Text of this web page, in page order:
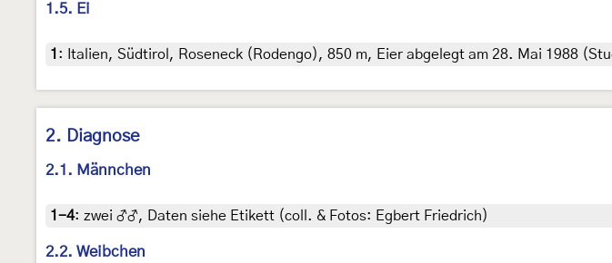
1.5. Ei
1 : Italien, Südtirol, Roseneck (Rodengo), 850 m, Eier abgelegt am 28. Mai 1988
2. Diagnose
2.1. Männchen
1-4: zwei ♂♂, Daten siehe Etikett (coll. & Fotos: Egbert Friedrich)
2.2. Weibchen